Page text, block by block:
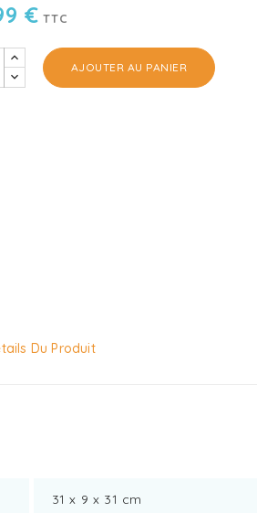
€ TTC
AJOUTER AU PANIER
Du Produit
31 x 9 x 31 cm